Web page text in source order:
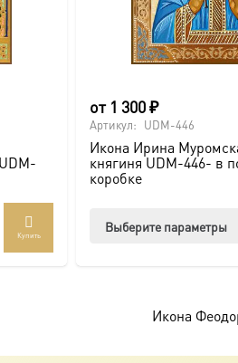
Купить
от 1 300₽
Артикул: UDM-446
Икона Ирина
княгиня UDM-446- в
коробке
Выберите параметры
Икона